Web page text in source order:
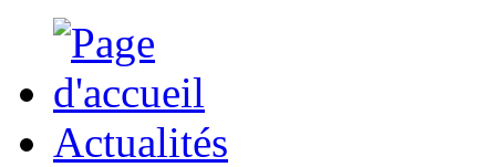
Actualités